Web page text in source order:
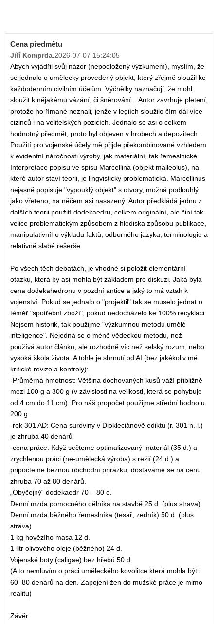
Cena předmětu
Jiří Komprda 2026-07-07 15:24:05
Abych vyjádřil svůj názor (nepodložený výzkumem), myslím, že
se jednalo o umělecky provedený objekt, který zřejmě sloužil ke
každodenním civilním účelům. Výčnělky naznačují, že mohl
sloužit k nějakému vázání, či šněrování... Autor zavrhuje pletení,
protože ho římané neznali, jenže v legiích sloužilo čím dál více
cizinců i na velitelských pozicích. Jednalo se asi o celkem
hodnotný předmět, proto byl objeven v hrobech a depozitech.
Použití pro vojenské účely mě přijde překombinované vzhledem
k evidentní náročnosti výroby, jak materiální, tak řemeslnické.
Interpretace popisu ve spisu Marcellina (objekt malleolus), na
které autor staví teorii, je lingvisticky problematická. Marcellinus
nejasně popisuje "vypouklý objekt" s otvory, možná podlouhlý
jako vřeteno, na něčem asi nasazený. Autor předkládá jednu z
dalších teorii použití dodekaedru, celkem originální, ale činí tak
velice problematickým způsobem z hlediska způsobu publikace,
manipulativního výkladu faktů, odborného jazyka, terminologie a
relativně slabé rešerše.
Po všech těch debatách, je vhodné si položit elementární
otázku, která by asi mohla být základem pro diskuzi. Jaká byla
cena dodekahedronu v pozdní antice a jaký to má vztah k
vojenství. Pokud se jednalo o "projektil" tak se muselo jednat o
téměř "spotřební zboží", pokud nedocházelo ke 100% recyklaci.
Nejsem historik, tak použijme "výzkumnou metodu umělé
inteligence". Nejedná se o méně vědeckou metodu, než
používá autor článku, ale rozhodně víc než selský rozum, nebo
vysoká škola života. A tohle je shrnutí od AI (bez jakékoliv mé
kritické revize a kontroly):
-Průměrná hmotnost: Většina dochovaných kusů váží přibližně
mezi 100 g a 300 g (v závislosti na velikosti, která se pohybuje
od 4 cm do 11 cm). Pro náš propočet použijme střední hodnotu
200 g.
-rok 301 AD: Cena suroviny v Diokleciánově ediktu (r. 301 n. l.)
je zhruba 40 denárů
-cena práce: Když sečteme optimalizovaný materiál (35 d.) a
zrychlenou práci (ne-umělecká výroba) s režií (24 d.) a
připočteme běžnou obchodní přirážku, dostáváme se na cenu
zhruba 70 až 80 denárů.
„Obyčejný“ dodekaedr 70 – 80 d.
Denní mzda pomocného dělníka na stavbě 25 d. (plus strava)
Denní mzda běžného řemeslníka (tesař, zedník) 50 d. (plus
strava)
1 kg hovězího masa 12 d.
1 litr olivového oleje (běžného) 24 d.
Vojenské boty (caligae) bez hřebů 50 d.
(A to nemluvím o práci uměleckého kovolitce která mohla být i
60–80 denárů na den. Zapojení žen do mužské práce je mimo
realitu)
Závěr: